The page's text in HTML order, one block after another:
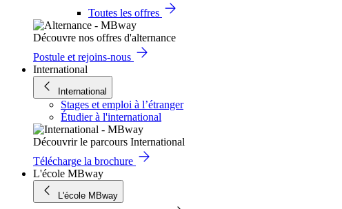
Toutes les offres
Découvre nos offres d'alternance
Postule et rejoins-nous
International
International
Stages et emploi à l’étranger
Étudier à l'international
Découvrir le parcours International
Télécharge la brochure
L'école MBway
L'école MBway